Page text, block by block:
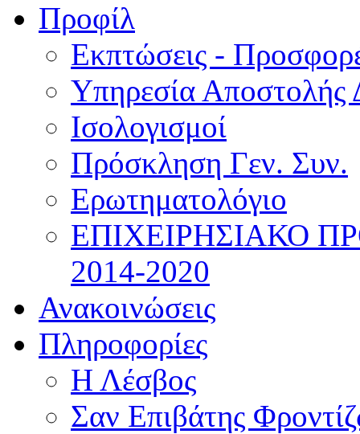
Προφίλ
Εκπτώσεις -
Υπηρεσία Αποστολής
Ισολογισμοί
Πρόσκληση Γεν. Συν.
Ερωτηματολόγιο
ΕΠΙΧΕΙΡΗΣΙΑΚΟ
2014-2020
Ανακοινώσεις
Πληροφορίες
Η Λέσβος
Σαν Επιβάτης